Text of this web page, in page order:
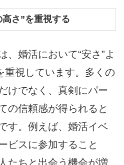
さ”を重視する
、婚活において“安さ”よ
重視しています。多くの
けでなく、真剣にパー
の信頼感が得られると
す。例えば、婚活イベ
ビスに参加すること
たちと出会う機会が増